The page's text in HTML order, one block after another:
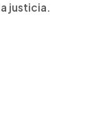
justicia.